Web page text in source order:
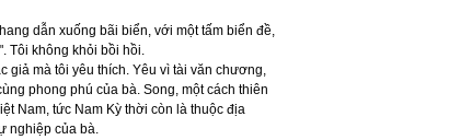
dẫn xuống bãi biển, với một tấm biển đề,
Tôi không khỏi bồi hồi.
giả mà tôi yêu thích. Yêu vì tài văn chương,
phong phú của bà. Song, một cách thiên
Nam, tức Nam Kỳ thời còn là thuộc địa
nghiệp của bà.